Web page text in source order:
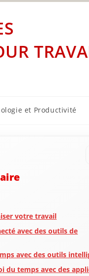
et Productivité
votre travail
avec des outils de
avec des outils
du temps avec des